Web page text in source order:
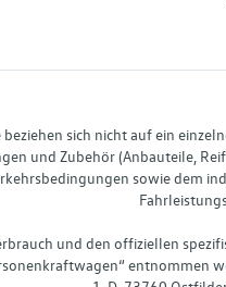
sich nicht auf ein
und Zubehör (Anbauteile,
sowie dem
und den offiziellen